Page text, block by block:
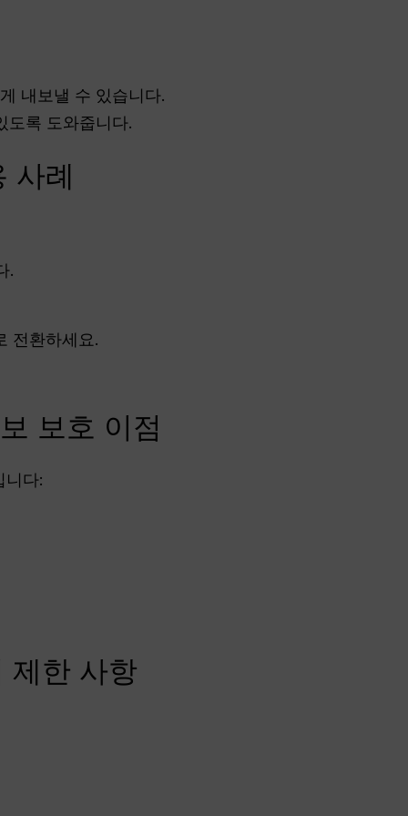
내보낼 수 있습니다.
도록 도와줍니다.
사례
.
전환하세요.
보호 이점
니다:
제한 사항